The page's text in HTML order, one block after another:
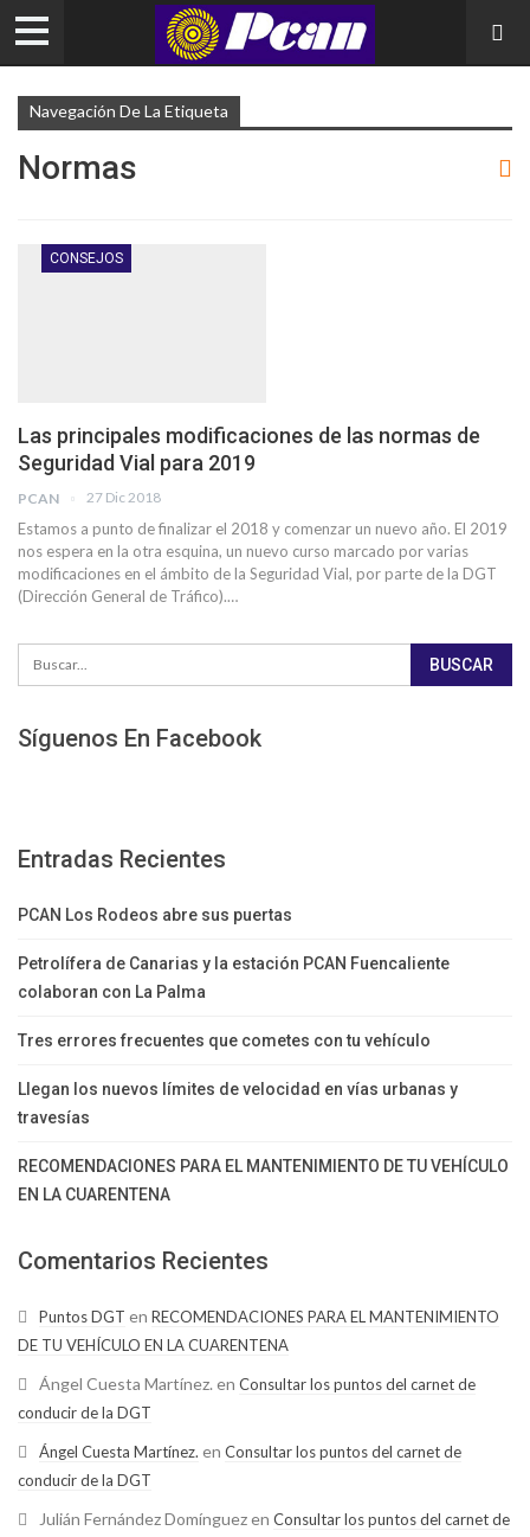
Navegación De La Etiqueta
Normas
CONSEJOS
Las principales modificaciones de las normas de
Seguridad Vial para 2019
PCAN 27 Dic 2018
Estamos a punto de finalizar el 2018 y comenzar un nuevo año. El 2019
nos espera en la otra esquina, un nuevo curso marcado por varias
modificaciones en el ámbito de la Seguridad Vial, por parte de la DGT
(Dirección General de Tráfico).…
Síguenos En Facebook
Entradas Recientes
PCAN Los Rodeos abre sus puertas
Petrolífera de Canarias y la estación PCAN Fuencaliente
colaboran con La Palma
Tres errores frecuentes que cometes con tu vehículo
Llegan los nuevos límites de velocidad en vías urbanas y
travesías
RECOMENDACIONES PARA EL MANTENIMIENTO DE TU VEHÍCULO
EN LA CUARENTENA
Comentarios Recientes
Puntos DGT en RECOMENDACIONES PARA EL MANTENIMIENTO
DE TU VEHÍCULO EN LA CUARENTENA
Ángel Cuesta Martínez. en Consultar los puntos del carnet de
conducir de la DGT
Ángel Cuesta Martínez. en Consultar los puntos del carnet de
conducir de la DGT
Julián Fernández Domínguezen Consultar los puntos del carnet de